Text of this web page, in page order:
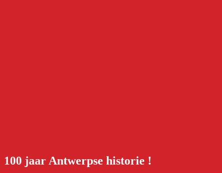
100 jaar Antwerpse historie !